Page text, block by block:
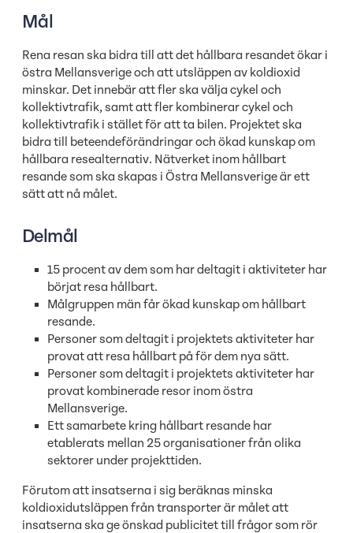
Mål
Rena resan ska bidra till att det hållbara resandet ökar i
östra Mellansverige och att utsläppen av koldioxid
minskar. Det innebär att fler ska välja cykel och
kollektivtrafik, samt att fler kombinerar cykel och
kollektivtrafik i stället för att ta bilen. Projektet ska
bidra till beteendeförändringar och ökad kunskap om
hållbara resealternativ. Nätverket inom hållbart
resande som ska skapas i Östra Mellansverige är ett
sätt att nå målet.
Delmål
15 procent av dem som har deltagit i aktiviteter har
börjat resa hållbart.
Målgruppen män får ökad kunskap om hållbart
resande.
Personer som deltagit i projektets aktiviteter har
provat att resa hållbart på för dem nya sätt.
Personer som deltagit i projektets aktiviteter har
provat kombinerade resor inom östra
Mellansverige.
Ett samarbete kring hållbart resande har
etablerats mellan 25 organisationer från olika
sektorer under projekttiden.
Förutom att insatserna i sig beräknas minska
koldioxidutsläppen från transporter är målet att
insatserna ska ge önskad publicitet till frågor som rör